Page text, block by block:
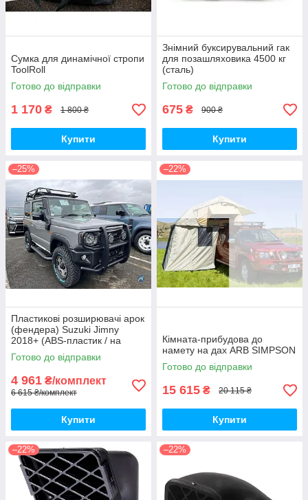
Сумка для динамічної стропи
ToolRoll
Готово до відправки
1 170 ₴ 1 800 ₴
Купити
Знімний буксирувальний гак
для позашляховика 4500 кг
(сталь)
Готово до відправки
675 ₴ 900 ₴
Купити
–25%
Пластикові розширювачі арок
(фендера) Suzuki Jimny
2018+ (ABS-пластик / на
скотчі 3М)
Готово до відправки
4 961 ₴/комплект
6 615 ₴/комплект
Купити
–22%
Кімната-прибудова до
намету на дах ARB SIMPSON
Готово до відправки
15 615 ₴ 20 115 ₴
Купити
–22% –22%